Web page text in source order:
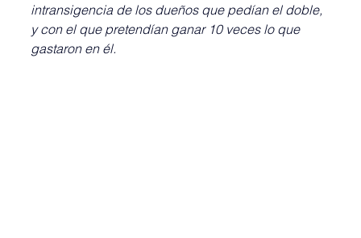
intransigencia de los dueños que pedían el doble,
y con el que pretendían ganar 10 veces lo que
gastaron en él.